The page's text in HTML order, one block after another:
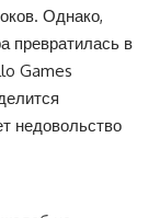
Однако,
превратилась в
Games
недовольство